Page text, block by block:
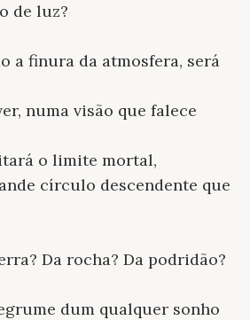
de luz?
a finura da atmosfera, será
numa visão que falece
o limite mortal,
círculo descendente que
Da rocha? Da podridão?
dum qualquer sonho